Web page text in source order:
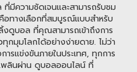
ความชัดเจนและสามารถรับชม
อทางเลือกที่สมบูรณ์แบบสำหรับ
ดูบอล ที่คุณสามารถเข้าถึงการ
มุมโลกได้อย่างง่ายดาย. ไม่ว่า
ารแข่งขันภายในประเทศ, ทุกการ
ลินผ่าน ดูบอลออนไลน์ ที่